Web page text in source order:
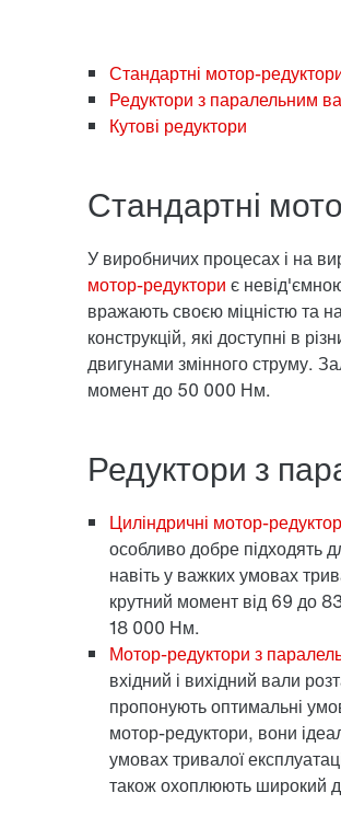
Стандартні мотор-
Редуктори з паралельним
Кутові редуктори
Стандартні
У виробничих процесах і на
мотор-редуктори є
вражають своєю міцністю та
конструкцій, які доступні в
двигунами змінного струму.
момент до 50 000 Нм.
Редуктори з
Циліндричні мотор-
особливо добре підходять
навіть у важких умовах
крутний момент від 69 до
18 000 Нм.
Мотор-редуктори з
вхідний і вихідний вали
пропонують оптимальні
мотор-редуктори, вони
умовах тривалої
також охоплюють широкий